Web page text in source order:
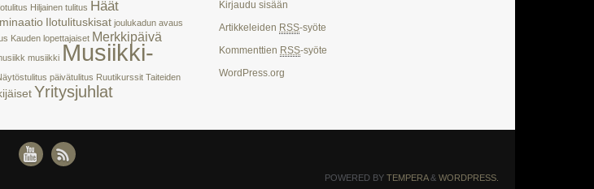
Hiljainen tulitus Häät
Ilotulituskisat joulukadun avaus
Kauden lopettajaiset Merkkipäivä
musiikki Musiikki-
päivätulitus Ruutikurssit Taiteiden
Yritysjuhlat
Kirjaudu sisään
Artikkeleiden RSS-syöte
Kommenttien RSS-syöte
WordPress.org
POWERED BY TEMPERA& WORDPRESS.